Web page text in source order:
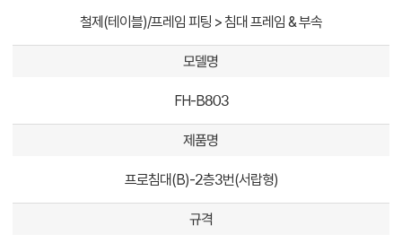
철제(테이블)/프레임 피팅 > 침대 프레임 & 부속
모델명
FH-B803
제품명
프로침대(B)-2층3번(서랍형)
규격